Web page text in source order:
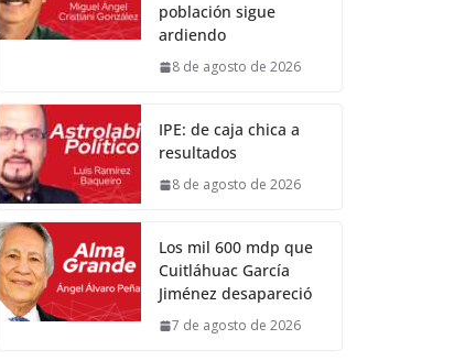
población sigue
ardiendo
8 de agosto de 2026
IPE: de caja chica a
resultados
8 de agosto de 2026
Los mil 600 mdp que
Cuitláhuac García
Jiménez desapareció
7 de agosto de 2026